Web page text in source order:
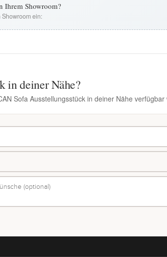
Ihrem Showroom?
ein:
in deiner Nähe?
Sofa Ausstellungsstück in deiner Nähe verfügbar